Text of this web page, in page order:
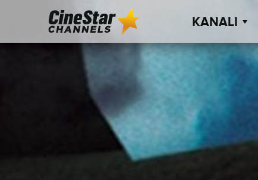
KANALI